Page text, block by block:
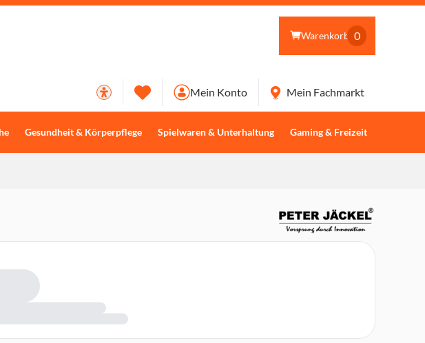
Warenkorb 0
Gesundheit & Körperpflege Spielwaren & Unterhaltung Gaming & Freizeit
Mein Konto Mein Fachmarkt